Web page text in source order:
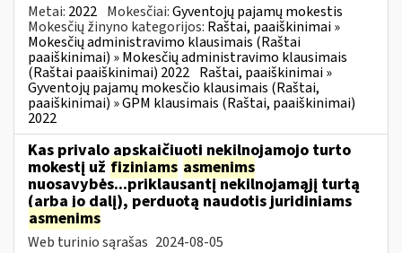
Metai: 2022 Mokesčiai:Gyventojų pajamų mokestis
Mokesčių žinyno kategorijos: Raštai, paaiškinimai »
Mokesčių administravimo klausimais (Raštai
paaiškinimai) » Mokesčių administravimo klausimais
(Raštai paaiškinimai) 2022 Raštai, paaiškinimai »
Gyventojų pajamų mokesčio klausimais (Raštai,
paaiškinimai) » GPM klausimais (Raštai, paaiškinimai)
2022
Kas privalo apskaičiuoti nekilnojamojo turto
mokestį už fiziniams asmenims
nuosavybės...priklausantį nekilnojamąjį turtą
(arba jo dalį), perduotą naudotis juridiniams
asmenims
Web turinio sąrašas 2024-08-05